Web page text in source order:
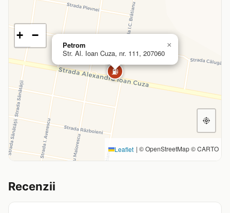
⛽
Petrom
Str. Al. Ioan Cuza, nr. 111, 207060
×
+ −
Leaflet | © OpenStreetMap © CARTO
Recenzii